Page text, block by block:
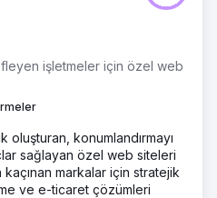
işletmeler için özel web
konumlandırmayı
sağlayan özel web siteleri
kaçınan markalar için stratejik
ve e-ticaret çözümleri